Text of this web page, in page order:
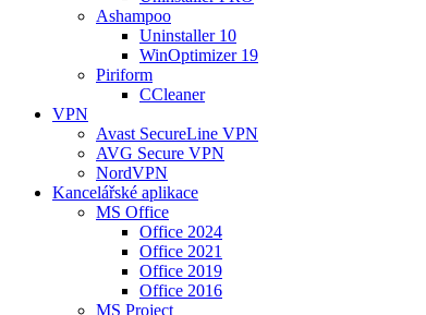
Ashampoo
Uninstaller 10
WinOptimizer 19
Piriform
CCleaner
VPN
Avast SecureLine VPN
AVG Secure VPN
NordVPN
Kancelářské aplikace
MS Office
Office 2024
Office 2021
Office 2019
Office 2016
MS Project